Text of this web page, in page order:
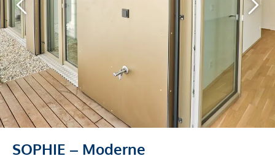
SOPHIE – Moderne